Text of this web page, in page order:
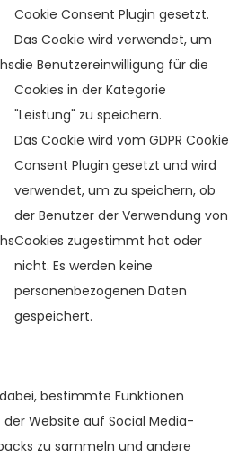
Cookie Consent Plugin gesetzt.
Das Cookie wird verwendet, um
die Benutzereinwilligung für die
Cookies in der Kategorie
"Leistung" zu speichern.
Das Cookie wird vom GDPR Cookie
Consent Plugin gesetzt und wird
verwendet, um zu speichern, ob
der Benutzer der Verwendung von
Cookies zugestimmt hat oder
nicht. Es werden keine
personenbezogenen Daten
gespeichert.
bestimmte Funktionen
der Website auf Social Media-
zu sammeln und andere